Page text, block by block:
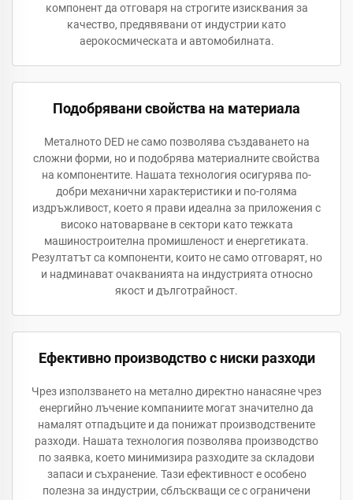
компонент да отговаря на строгите изисквания за
качество, предявявани от индустрии като
аерокосмическата и автомобилната.
Подобрявани свойства на материала
Металното DED не само позволява създаването на
сложни форми, но и подобрява материалните свойства
на компонентите. Нашата технология осигурява по-
добри механични характеристики и по-голяма
издръжливост, което я прави идеална за приложения с
високо натоварване в сектори като тежката
машиностроителна промишленост и енергетиката.
Резултатът са компоненти, които не само отговарят, но
и надминават очакванията на индустрията относно
якост и дълготрайност.
Ефективно производство с ниски разходи
Чрез използването на метално директно нанасяне чрез
енергийно лъчение компаниите могат значително да
намалят отпадъците и да понижат производствените
разходи. Нашата технология позволява производство
по заявка, което минимизира разходите за складови
запаси и съхранение. Тази ефективност е особено
полезна за индустрии, сблъскващи се с ограничени